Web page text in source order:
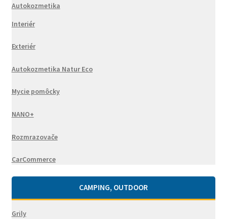
Autokozmetika
Interiér
Exteriér
Autokozmetika Natur Eco
Mycie pomôcky
NANO+
Rozmrazovače
CarCommerce
CAMPING, OUTDOOR
Grily